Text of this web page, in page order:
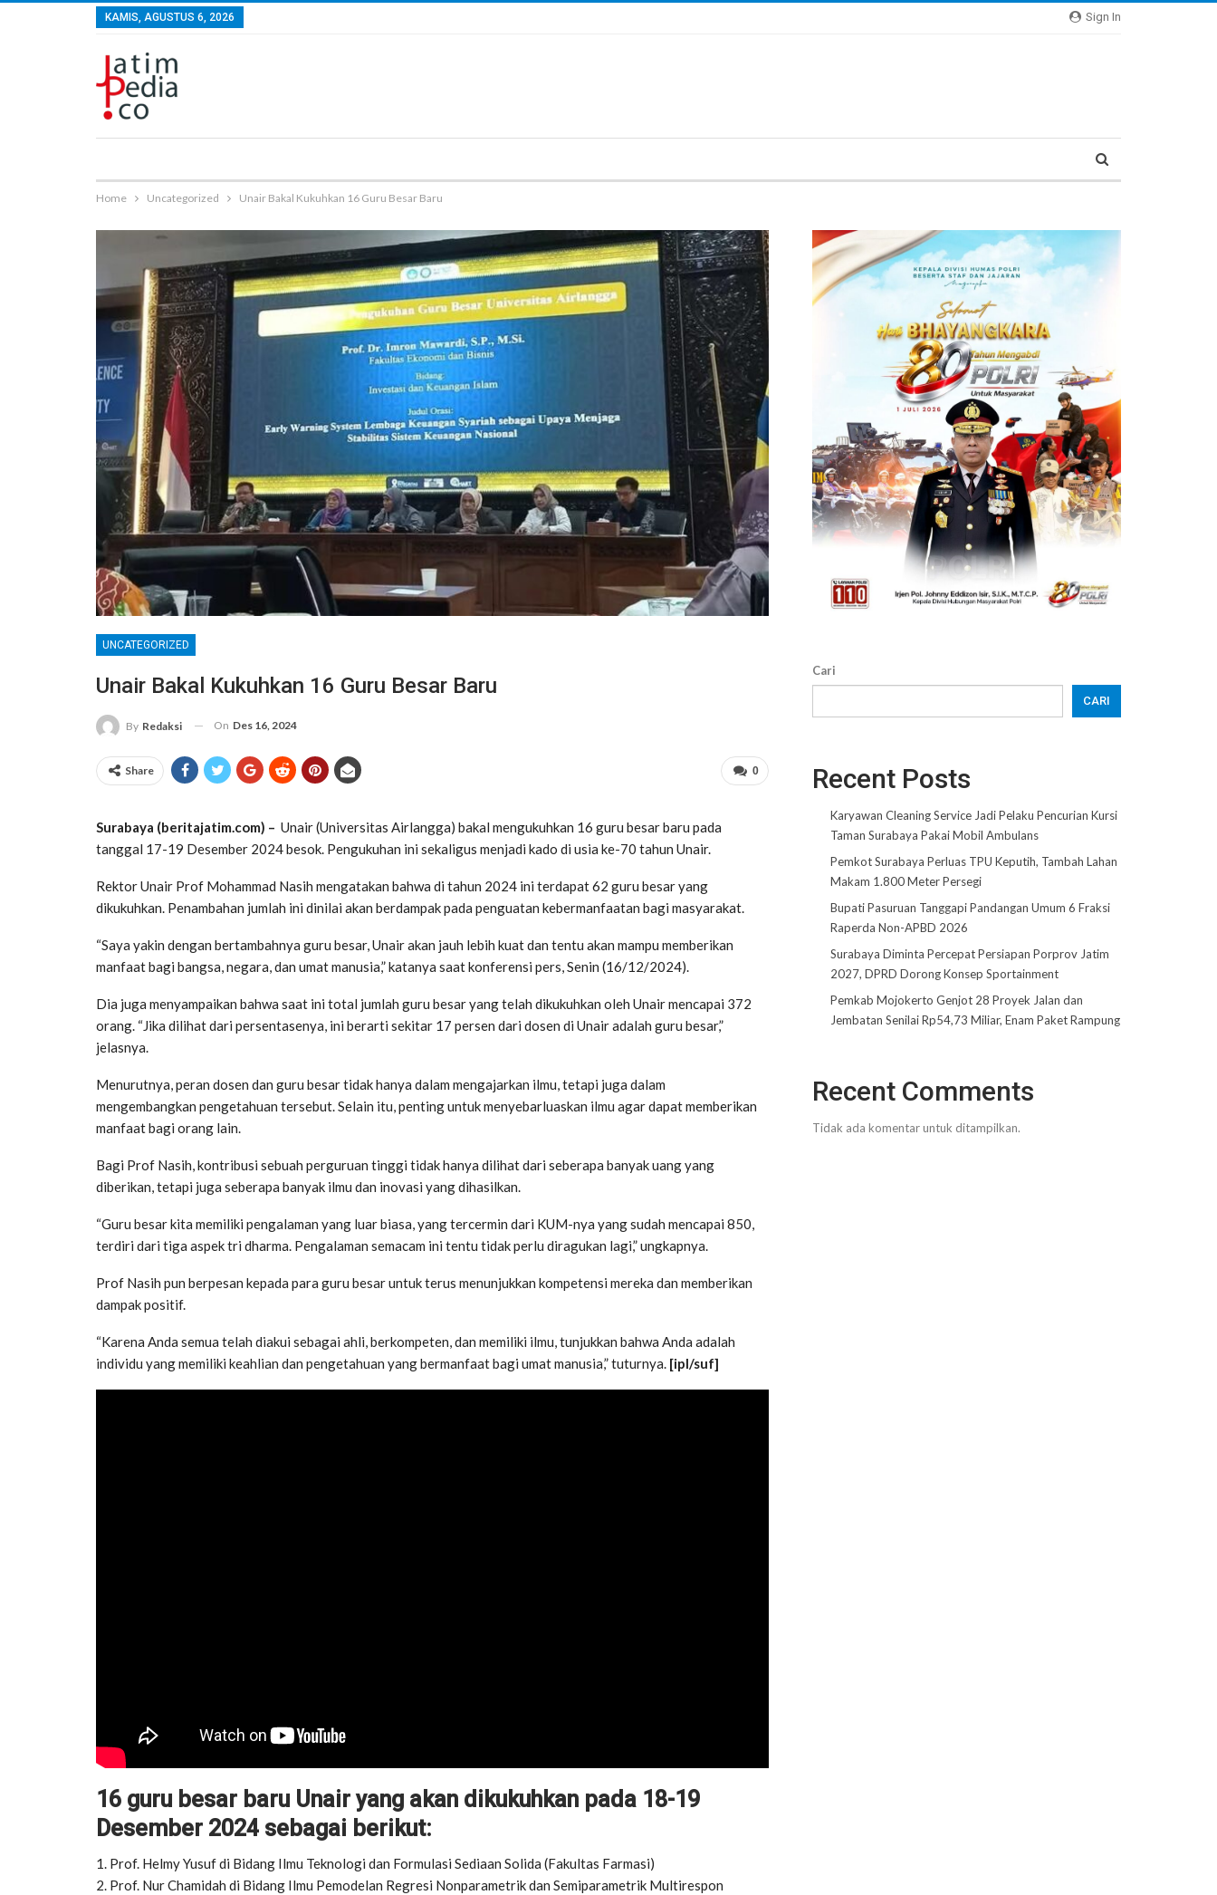
Sign In
KAMIS, AGUSTUS 6, 2026
Home Uncategorized Unair Bakal Kukuhkan 16 Guru Besar Baru
UNCATEGORIZED
Unair Bakal Kukuhkan 16 Guru Besar Baru
By Redaksi On Des 16, 2024
0
Share
Surabaya (beritajatim.com) – Unair (Universitas Airlangga) bakal mengukuhkan 16 guru besar baru pada
tanggal 17-19 Desember 2024 besok. Pengukuhan ini sekaligus menjadi kado di usia ke-70 tahun Unair.
Rektor Unair Prof Mohammad Nasih mengatakan bahwa di tahun 2024 ini terdapat 62 guru besar yang
dikukuhkan. Penambahan jumlah ini dinilai akan berdampak pada penguatan kebermanfaatan bagi masyarakat.
“Saya yakin dengan bertambahnya guru besar, Unair akan jauh lebih kuat dan tentu akan mampu memberikan
manfaat bagi bangsa, negara, dan umat manusia,” katanya saat konferensi pers, Senin (16/12/2024).
Dia juga menyampaikan bahwa saat ini total jumlah guru besar yang telah dikukuhkan oleh Unair mencapai 372
orang. “Jika dilihat dari persentasenya, ini berarti sekitar 17 persen dari dosen di Unair adalah guru besar,”
jelasnya.
Menurutnya, peran dosen dan guru besar tidak hanya dalam mengajarkan ilmu, tetapi juga dalam
mengembangkan pengetahuan tersebut. Selain itu, penting untuk menyebarluaskan ilmu agar dapat memberikan
manfaat bagi orang lain.
Bagi Prof Nasih, kontribusi sebuah perguruan tinggi tidak hanya dilihat dari seberapa banyak uang yang
diberikan, tetapi juga seberapa banyak ilmu dan inovasi yang dihasilkan.
“Guru besar kita memiliki pengalaman yang luar biasa, yang tercermin dari KUM-nya yang sudah mencapai 850,
terdiri dari tiga aspek tri dharma. Pengalaman semacam ini tentu tidak perlu diragukan lagi,” ungkapnya.
Prof Nasih pun berpesan kepada para guru besar untuk terus menunjukkan kompetensi mereka dan memberikan
dampak positif.
“Karena Anda semua telah diakui sebagai ahli, berkompeten, dan memiliki ilmu, tunjukkan bahwa Anda adalah
individu yang memiliki keahlian dan pengetahuan yang bermanfaat bagi umat manusia,” tuturnya. [ipl/suf]
16 guru besar baru Unair yang akan dikukuhkan pada 18-19
Desember 2024 sebagai berikut:
1. Prof. Helmy Yusuf di Bidang Ilmu Teknologi dan Formulasi Sediaan Solida (Fakultas Farmasi)
2. Prof. Nur Chamidah di Bidang Ilmu Pemodelan Regresi Nonparametrik dan Semiparametrik Multirespon
Cari
CARI
Recent Posts
Karyawan Cleaning Service Jadi Pelaku Pencurian Kursi
Taman Surabaya Pakai Mobil Ambulans
Pemkot Surabaya Perluas TPU Keputih, Tambah Lahan
Makam 1.800 Meter Persegi
Bupati Pasuruan Tanggapi Pandangan Umum 6 Fraksi
Raperda Non-APBD 2026
Surabaya Diminta Percepat Persiapan Porprov Jatim
2027, DPRD Dorong Konsep Sportainment
Pemkab Mojokerto Genjot 28 Proyek Jalan dan
Jembatan Senilai Rp54,73 Miliar, Enam Paket Rampung
Recent Comments
Tidak ada komentar untuk ditampilkan.